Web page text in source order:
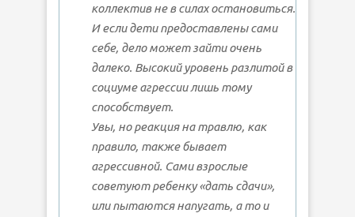
коллектив не в силах остановиться.
И если дети предоставлены сами
себе, дело может зайти очень
далеко. Высокий уровень разлитой в
социуме агрессии лишь тому
способствует.
Увы, но реакция на травлю, как
правило, также бывает
агрессивной. Сами взрослые
советуют ребенку «дать сдачи»,
или пытаются напугать, а то и